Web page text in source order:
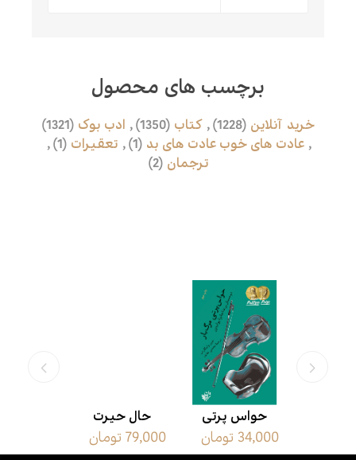
برچسب های محصول
خرید آنلاین (1228)
, کتاب (1350)
, ادب بوک (1321)
, عادت های خوب عادت های بد (1)
, تعقیرات (1)
,
ترجمان (2)
حواس پرتی
مرگ بار34,000 تومان
حال حیرت
79,000 تومان